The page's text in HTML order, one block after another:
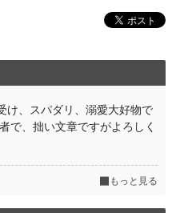
け、スパダリ、溺愛大好物で
で、拙い文章ですがよろしく
もっと見る